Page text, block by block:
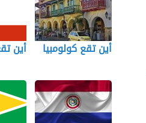
أين تقع كولومبيا أين